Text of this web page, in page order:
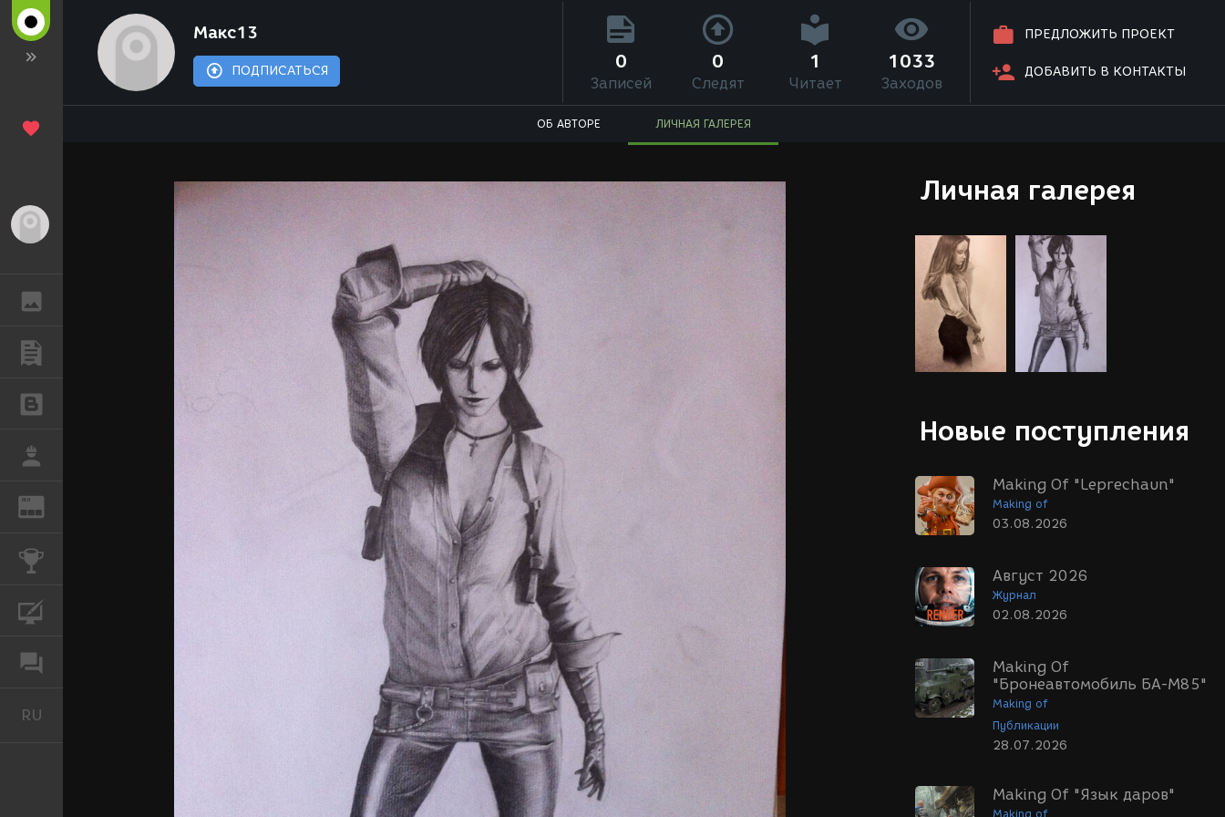
REN
RU
Макс13
ПОДПИСАТЬСЯ
ПРЕДЛОЖИТЬ ПРОЕКТ
ДОБАВИТЬ В КОНТАКТЫ
0
Записей
0
Следят
1
Читает
1033
Заходов
ОБ АВТОРЕ ЛИЧНАЯ ГАЛЕРЕЯ
Личная галерея
Новые поступления
Making Of "Leprechaun"
Making of
03.08.2026
Август 2026
Журнал
02.08.2026
Making Of
"Бронеавтомобиль БА-М85"
Making of
Публикации
28.07.2026
Making Of "Язык даров"
Making of